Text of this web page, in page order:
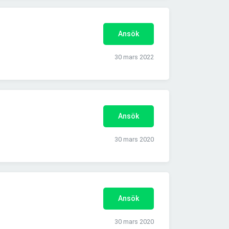
Ansök
30 mars 2022
Ansök
30 mars 2020
Ansök
30 mars 2020